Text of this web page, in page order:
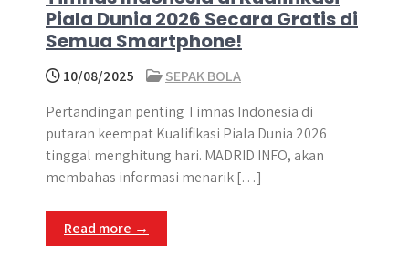
Piala Dunia 2026 Secara Gratis di
Semua Smartphone!
10/08/2025
SEPAK BOLA
Pertandingan penting Timnas Indonesia di
putaran keempat Kualifikasi Piala Dunia 2026
tinggal menghitung hari. MADRID INFO, akan
membahas informasi menarik […]
Read more →